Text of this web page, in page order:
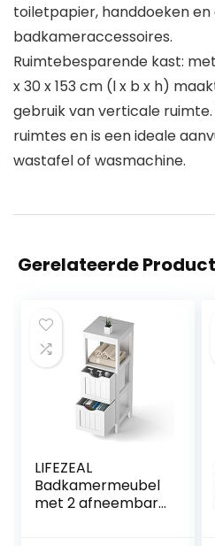
toiletpapier, handdoeken
badkameraccessoires.
Ruimtebesparende kast:
x 30 x 153 cm (l x b x h)
gebruik van verticale ruimte.
ruimtes en is een ideale
wastafel of wasmachine.
Gerelateerde
LIFEZEAL
Badkamermeubel
met 2 afneembare